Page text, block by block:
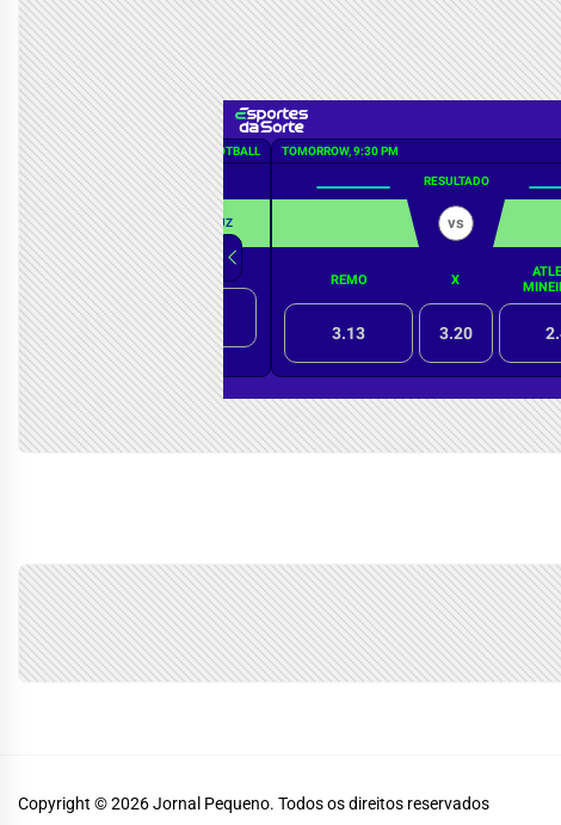
Copyright © 2026Jornal Pequeno. Todos os direitos reservados